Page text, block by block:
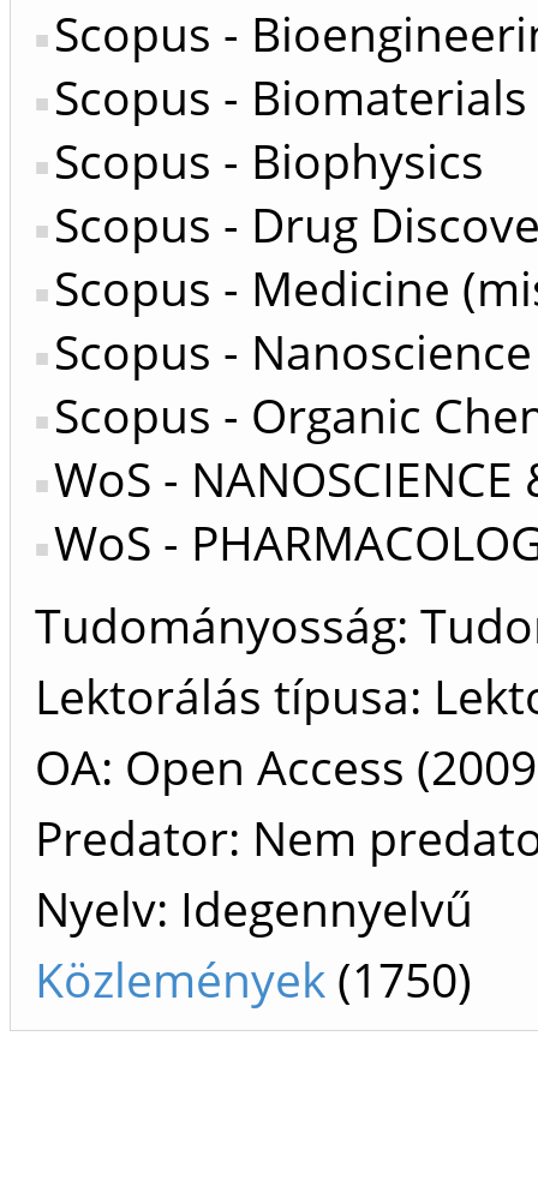
Scopus -
Scopus - Biomaterials
Scopus - Biophysics
Scopus - Drug
Scopus - Medicine
Scopus -
Scopus - Organic
WoS -
WoS -
Tudományosság:
Lektorálás típusa:
OA: Open Access
Predator: Nem
Nyelv: Idegennyelvű
Közlemények (1750)